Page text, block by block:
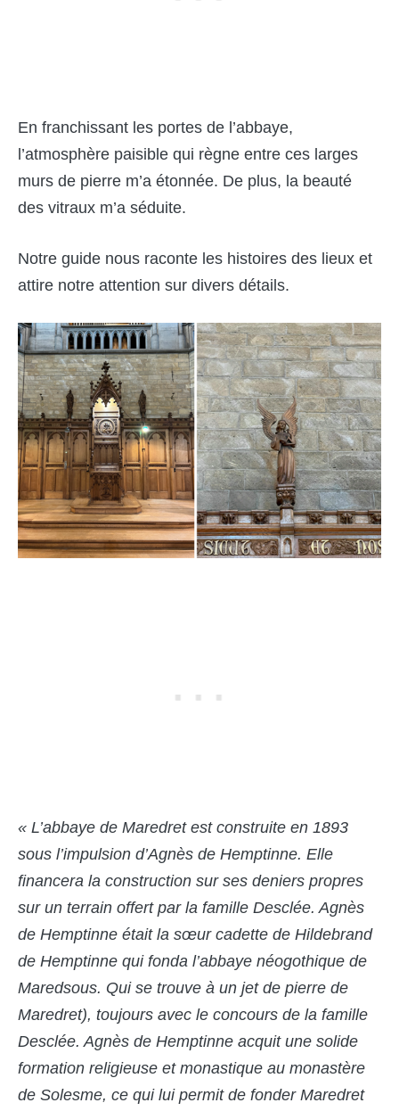
En franchissant les portes de l’abbaye,
l’atmosphère paisible qui règne entre ces larges
murs de pierre m’a étonnée. De plus, la beauté
des vitraux m’a séduite.
Notre guide nous raconte les histoires des lieux et
attire notre attention sur divers détails.
« L’abbaye de Maredret est construite en 1893
sous l’impulsion d’Agnès de Hemptinne. Elle
financera la construction sur ses deniers propres
sur un terrain offert par la famille Desclée. Agnès
de Hemptinne était la sœur cadette de Hildebrand
de Hemptinne qui fonda l’abbaye néogothique de
Maredsous. Qui se trouve à un jet de pierre de
Maredret), toujours avec le concours de la famille
Desclée. Agnès de Hemptinne acquit une solide
formation religieuse et monastique au monastère
de Solesme, ce qui lui permit de fonder Maredret